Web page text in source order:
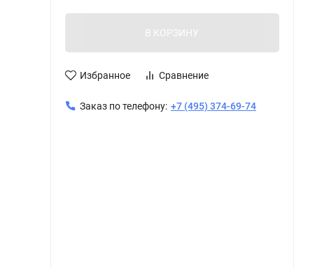
В КОРЗИНУ
Избранное Сравнение
Заказ по телефону: +7 (495) 374-69-74